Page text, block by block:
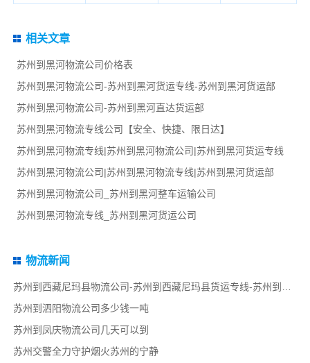
相关文章
苏州到黑河物流公司价格表
苏州到黑河物流公司-苏州到黑河货运专线-苏州到黑河货运部
苏州到黑河物流公司-苏州到黑河直达货运部
苏州到黑河物流专线公司【安全、快捷、限日达】
苏州到黑河物流专线|苏州到黑河物流公司|苏州到黑河货运专线
苏州到黑河物流公司|苏州到黑河物流专线|苏州到黑河货运部
苏州到黑河物流公司_苏州到黑河整车运输公司
苏州到黑河物流专线_苏州到黑河货运公司
物流新闻
苏州到泗阳物流公司多少钱一吨
苏州到凤庆物流公司几天可以到
苏州交警全力守护烟火苏州的宁静